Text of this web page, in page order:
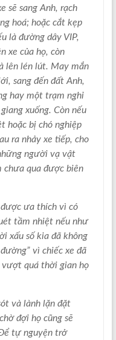
sẽ sang Anh, rạch
hoá; hoặc cắt kẹp
là đường dây VIP,
xe của họ, còn
lên lén lút. May mắn
sang đến đất Anh,
hay một trạm nghỉ
xuống. Còn nếu
hoặc bị chó nghiệp
ra nhảy xe tiếp, cho
người vạ vật
chưa qua được biên
ưa thích vì có
tầm nhiệt nếu như
xấu số kia đã không
vì chiếc xe đã
vượt quá thời gian họ
và lành lặn đặt
đợi họ cũng sẽ
tự nguyện trở